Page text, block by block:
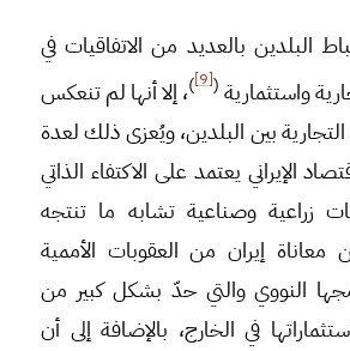
البلدين بالعديد من الاتفاقيات في
واستثمارية (
[9]
)، إلا أنها لم تنعكس
بين البلدين، ويُعزى ذلك لعدة
الإيراني يعتمد على الاكتفاء الذاتي
زراعية وصناعية تشابه ما تنتجه
إيران من العقوبات الأممية
النووي والتي حدّ بشكل كبير من
في الخارج، بالإضافة إلى أن